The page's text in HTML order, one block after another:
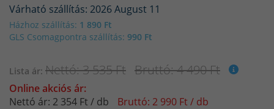
Várható szállítás: 2026 August 11
Házhoz szállítás: 1 890 Ft
GLS Csomagpontra szállítás: 990 Ft
Lista ár: Nettó: 3 535 Ft Bruttó: 4 490 Ft
Online akciós ár:
Nettó ár: 2 354 Ft / db
Bruttó: 2 990 Ft / db